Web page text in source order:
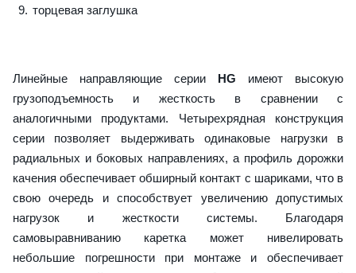
торцевая заглушка
Линейные направляющие серии HG имеют высокую
грузоподъемность и жесткость в сравнении с
аналогичными продуктами. Четырехрядная конструкция
серии позволяет выдерживать одинаковые нагрузки в
радиальных и боковых направлениях, а профиль дорожки
качения обеспечивает обширный контакт с шариками, что в
свою очередь и способствует увеличению допустимых
нагрузок и жесткости системы. Благодаря
самовыравниванию каретка может нивелировать
небольшие погрешности при монтаже и обеспечивает